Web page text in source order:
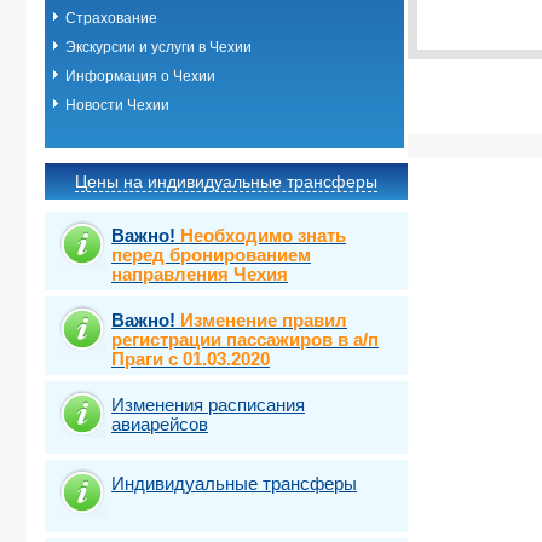
Страхование
Экскурсии и услуги в Чехии
Информация о Чехии
Новости Чехии
Цены на индивидуальные трансферы
Важно! Необходимо знать
перед бронированием
направления Чехия
Важно! Изменение правил
регистрации пассажиров в а/п
Праги с 01.03.2020
Изменения расписания
авиарейсов
Индивидуальные трансферы
Виза